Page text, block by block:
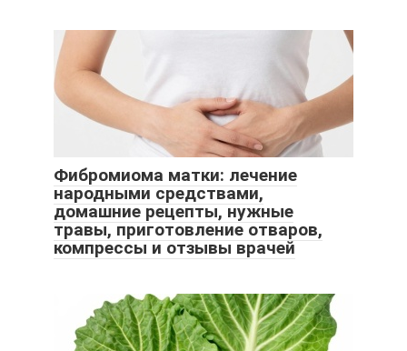
Фибромиома матки: лечение
народными средствами,
домашние рецепты, нужные
травы, приготовление отваров,
компрессы и отзывы врачей